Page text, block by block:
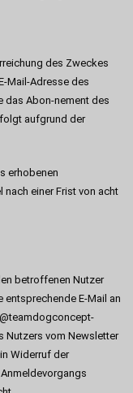
des Zweckes
Mail-Adresse des
das Abon-nement des
aufgrund der
erhobenen
nach einer Frist von acht
betroffenen Nutzer
E-Mail an
Nutzers vom Newsletter
Widerruf der